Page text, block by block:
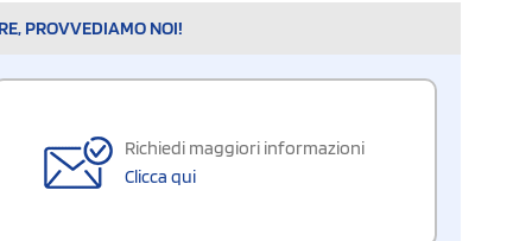
PROVVEDIAMO NOI!
Richiedi maggiori informazioni
Clicca qui